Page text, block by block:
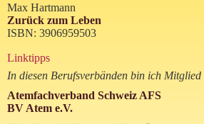
Max Hartmann
Zurück zum Leben
ISBN: 3906959503
Linktipps
In diesen Berufsverbänden bin ich Mitglied
Atemfachverband Schweiz AFS
BV Atem e.V.